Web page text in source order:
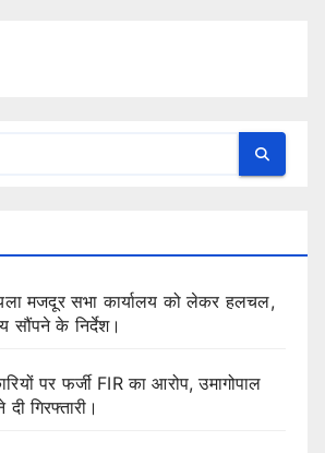
मजदूर सभा कार्यालय को लेकर हलचल,
सौंपने के निर्देश।
पर फर्जी FIR का आरोप, उमागोपाल
गिरफ्तारी।